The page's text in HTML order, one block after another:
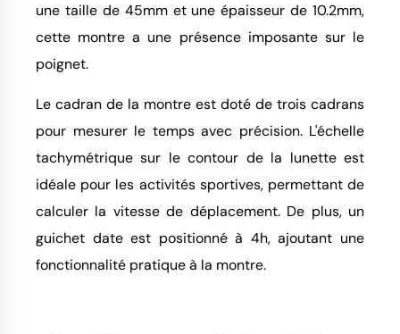
une taille de 45mm et une épaisseur de 10.2mm,
cette montre a une présence imposante sur le
poignet.
Le cadran de la montre est doté de trois cadrans
pour mesurer le temps avec précision. L'échelle
tachymétrique sur le contour de la lunette est
idéale pour les activités sportives, permettant de
calculer la vitesse de déplacement. De plus, un
guichet date est positionné à 4h, ajoutant une
fonctionnalité pratique à la montre.